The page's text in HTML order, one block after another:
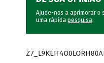
Ajude-nos a aprimorar o
uma rápida pesquisa.